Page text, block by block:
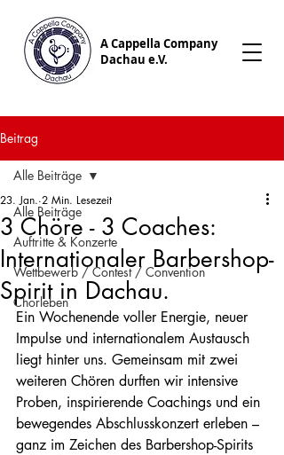
A Cappella Company
Dachau e.V.
Beitrag
Alle Beiträge
Auftritte & Konzerte
Wettbewerb / Contest / Convention
Chorleben
Alle Beiträge
3 Chöre - 3 Coaches:
Internationaler Barbershop-
Spirit in Dachau.
23. Jan. 2 Min. Lesezeit
Ein Wochenende voller Energie, neuer
Impulse und internationalem Austausch
liegt hinter uns. Gemeinsam mit zwei
weiteren Chören durften wir intensive
Proben, inspirierende Coachings und ein
bewegendes Abschlusskonzert erleben –
ganz im Zeichen des Barbershop-Spirits